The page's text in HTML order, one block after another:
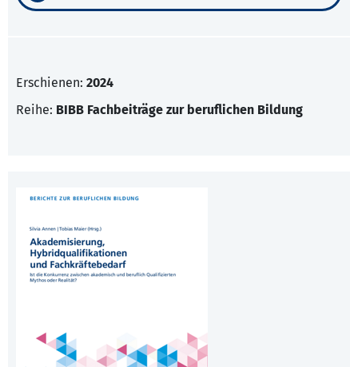
Erschienen: 2024
Reihe: BIBB Fachbeiträge zur beruflichen Bildung